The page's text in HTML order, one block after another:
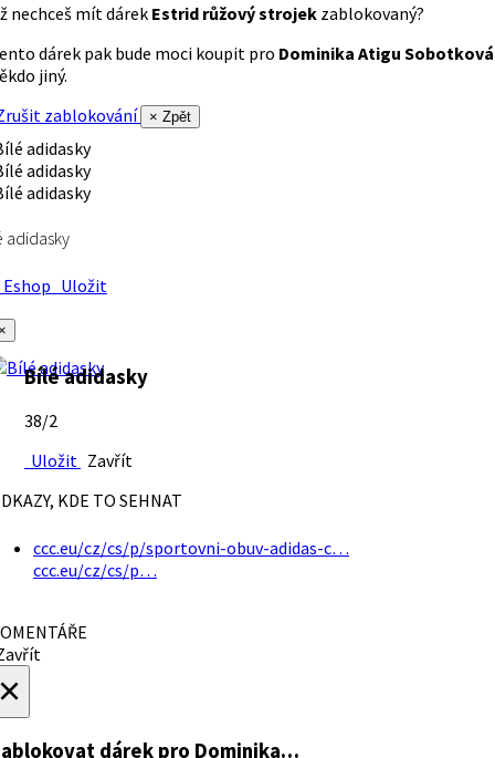
nechceš mít dárek Estrid růžový strojek zablokovaný?
dárek pak bude moci koupit pro Dominika Atigu Sobotková
jiný.
zablokování
× Zpět
adidasky
Uložit
Bílé adidasky
38/2
Uložit Zavřít
KDE TO SEHNAT
ccc.eu/cz/cs/p/sportovni-obuv-adidas-c…
ccc.eu/cz/cs/p…
dárek pro Dominika…